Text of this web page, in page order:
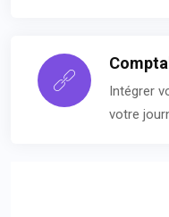
Intégrer
votre